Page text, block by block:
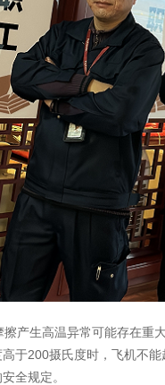
产生高温异常可能存在重
于200摄氏度时，飞机不
全规定。